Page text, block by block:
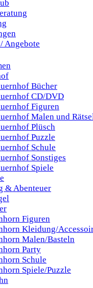
Angebote
Bücher
CD/DVD
Figuren
Malen und
Plüsch
Puzzle
Schule
Sonstiges
Spiele
& Abenteuer
Figuren
Kleidung/
Malen/Basteln
Party
Schule
Spiele/Puzzle